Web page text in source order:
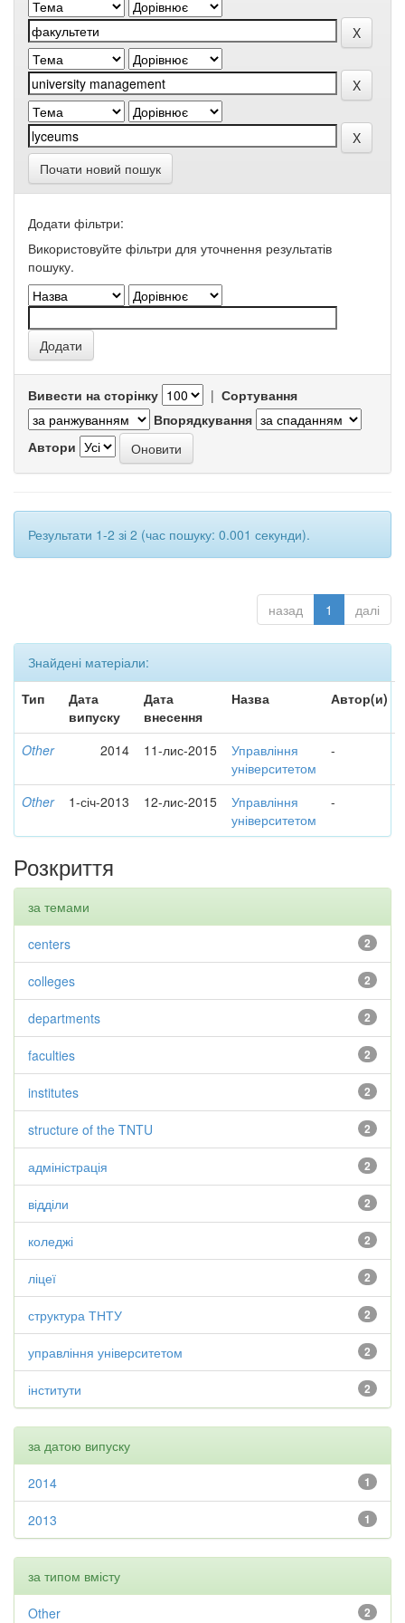
Почати новий пошук
Додати фільтри:
Використовуйте фільтри для уточнення результатів
пошуку.
Вивести на сторінку | Сортування
Впорядкування
Автори
Результати 1-2 зі 2 (час пошуку: 0.001 секунди).
назад 1 далі
Знайдені матеріали:
Тип
Дата
випуску
Дата
внесення
Назва Автор(и)
Other 2014 11-лис-2015
Управління
університетом
-
Other 1-січ-2013 12-лис-2015
Управління
університетом
-
Розкриття
за темами
2
centers
2
colleges
2
departments
2
faculties
2
institutes
2
structure of the TNTU
2
адміністрація
2
відділи
2
коледжі
2
ліцеї
2
структура ТНТУ
2
управління університетом
2
інститути
за датою випуску
1
2014
1
2013
за типом вмісту
2
Other